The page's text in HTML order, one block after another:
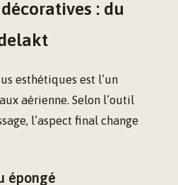
: du
esthétiques est l’un
aérienne. Selon l’outil
l’aspect final change
épongé